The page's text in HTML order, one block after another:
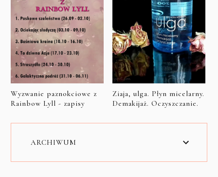
Wyzwanie paznokciowe z
Rainbow Lyll - zapisy
Ziaja, ulga. Płyn micelarny.
Demakijaż. Oczyszczanie.
ARCHIWUM